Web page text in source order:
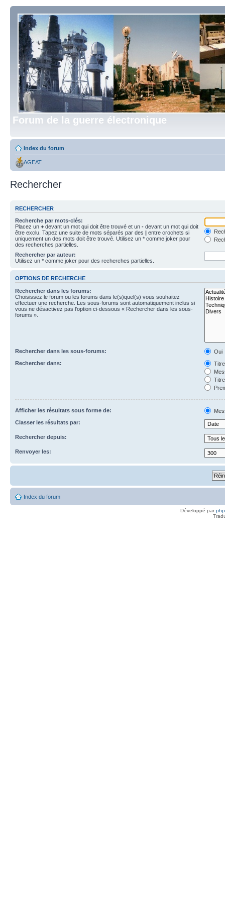
Forum de la guerre électronique
Index du forum
AGEAT
Rechercher
RECHERCHER
Recherche par mots-clés:
Placez un + devant un mot qui doit être trouvé et un - devant un mot qui doit
être exclu. Tapez une suite de mots séparés par des | entre crochets si
uniquement un des mots doit être trouvé. Utilisez un * comme joker pour
des recherches partielles.
Rechercher par auteur:
Utilisez un * comme joker pour des recherches partielles.
OPTIONS DE RECHERCHE
Rechercher dans les forums:
Choisissez le forum ou les forums dans le(s)quel(s) vous souhaitez
effectuer une recherche. Les sous-forums sont automatiquement inclus si
vous ne désactivez pas l’option ci-dessous « Rechercher dans les sous-
forums ».
Rechercher dans les sous-forums:
Oui
Rechercher dans:
Afficher les résultats sous forme de:
Classer les résultats par:
Rechercher depuis:
Renvoyer les:
Index du forum
Développé par